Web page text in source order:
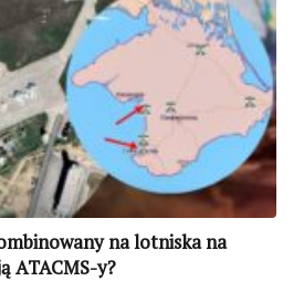
na lotniska na
ATACMS-y?